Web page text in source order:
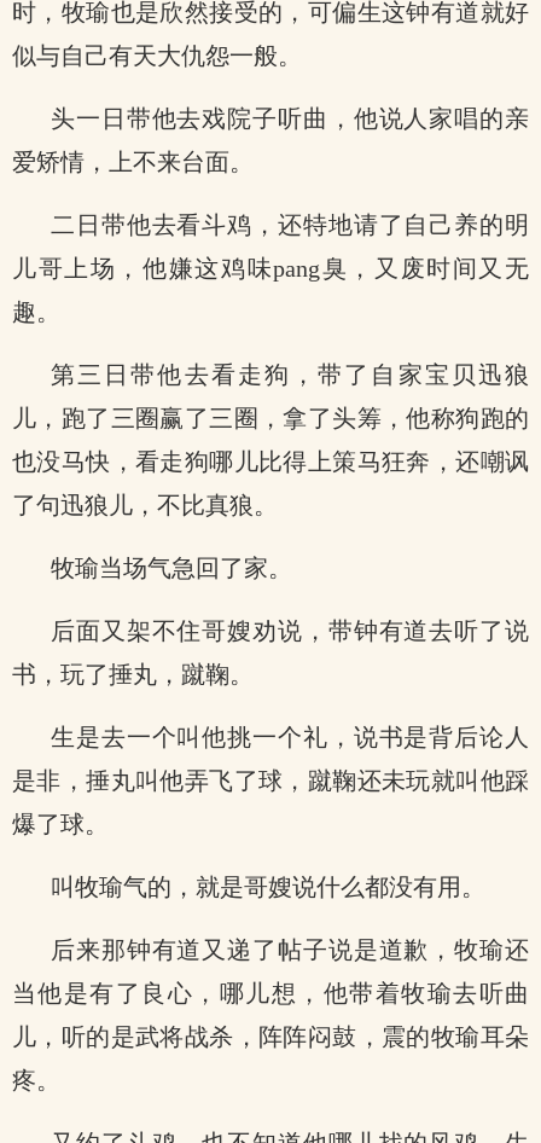
时，牧瑜也是欣然接受的，可偏生这钟有道就好
似与自己有天大仇怨一般。
头一日带他去戏院子听曲，他说人家唱的亲
爱矫情，上不来台面。
二日带他去看斗鸡，还特地请了自己养的明
儿哥上场，他嫌这鸡味pang臭，又废时间又无
趣。
第三日带他去看走狗，带了自家宝贝迅狼
儿，跑了三圈赢了三圈，拿了头筹，他称狗跑的
也没马快，看走狗哪儿比得上策马狂奔，还嘲讽
了句迅狼儿，不比真狼。
牧瑜当场气急回了家。
后面又架不住哥嫂劝说，带钟有道去听了说
书，玩了捶丸，蹴鞠。
生是去一个叫他挑一个礼，说书是背后论人
是非，捶丸叫他弄飞了球，蹴鞠还未玩就叫他踩
爆了球。
叫牧瑜气的，就是哥嫂说什么都没有用。
后来那钟有道又递了帖子说是道歉，牧瑜还
当他是有了良心，哪儿想，他带着牧瑜去听曲
儿，听的是武将战杀，阵阵闷鼓，震的牧瑜耳朵
疼。